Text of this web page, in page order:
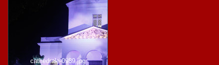
cathedrale-0989.jpg